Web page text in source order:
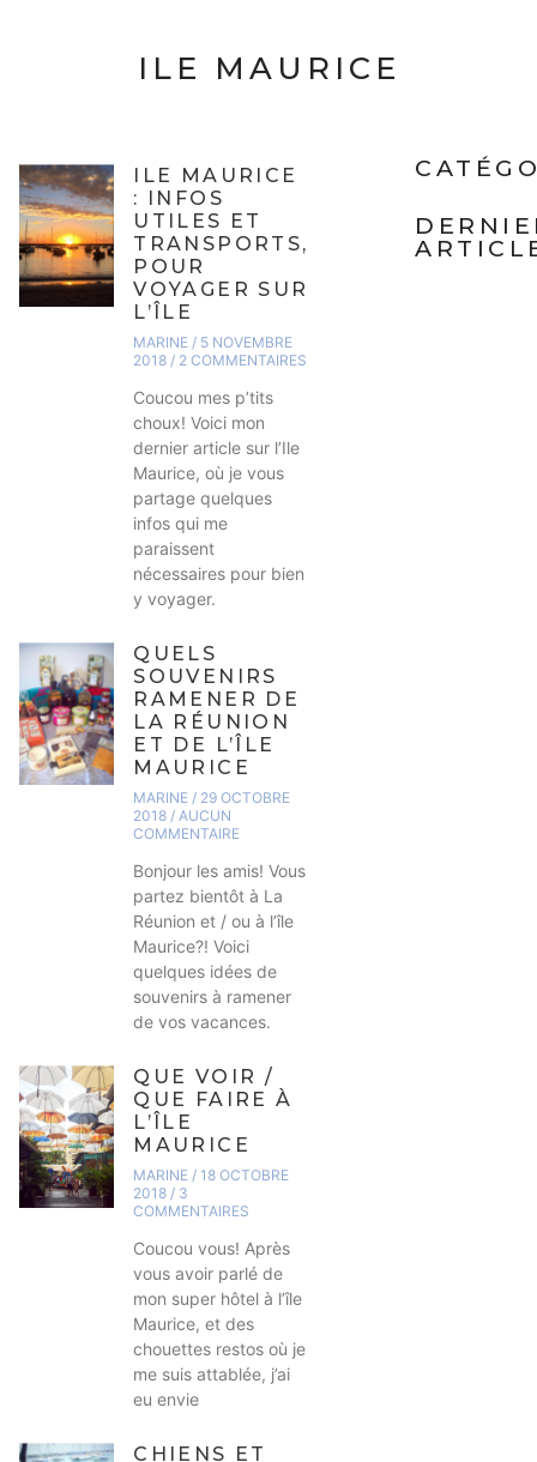
ILE MAURICE
ILE MAURICE
: INFOS
UTILES ET
TRANSPORTS,
POUR
VOYAGER SUR
L’ÎLE
MARINE 5 NOVEMBRE
2018 2 COMMENTAIRES
Coucou mes p’tits
choux! Voici mon
dernier article sur l’Ile
Maurice, où je vous
partage quelques
infos qui me
paraissent
nécessaires pour bien
y voyager.
QUELS
SOUVENIRS
RAMENER DE
LA RÉUNION
ET DE L’ÎLE
MAURICE
MARINE 29 OCTOBRE
2018 AUCUN
COMMENTAIRE
Bonjour les amis! Vous
partez bientôt à La
Réunion et / ou à l’île
Maurice?! Voici
quelques idées de
souvenirs à ramener
de vos vacances.
QUE VOIR /
QUE FAIRE À
L’ÎLE
MAURICE
MARINE 18 OCTOBRE
2018 3
COMMENTAIRES
Coucou vous! Après
vous avoir parlé de
mon super hôtel à l’île
Maurice, et des
chouettes restos où je
me suis attablée, j’ai
eu envie
CHIENS ET